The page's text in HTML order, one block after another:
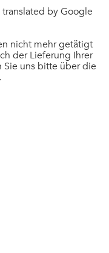
by Google
nicht mehr getätigt
der Lieferung Ihrer
uns bitte über die
.